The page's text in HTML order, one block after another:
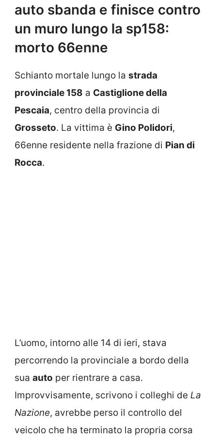
auto sbanda e finisce contro
un muro lungo la sp158:
morto 66enne
Schianto mortale lungo la strada
provinciale 158 a Castiglione della
Pescaia, centro della provincia di
Grosseto. La vittima è Gino Polidori,
66enne residente nella frazione di Pian di
Rocca.
L’uomo, intorno alle 14 di ieri, stava
percorrendo la provinciale a bordo della
sua auto per rientrare a casa.
Improvvisamente, scrivono i colleghi de La
Nazione, avrebbe perso il controllo del
veicolo che ha terminato la propria corsa